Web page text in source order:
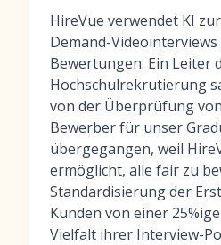
HireVue verwendet KI
Demand-
Bewertungen. Ein Leiter
Hochschulrekrutierung
von der Überprüfung
Bewerber für unser
übergegangen, weil
ermöglicht, alle fair zu
Standardisierung der
Kunden von einer
Vielfalt ihrer Interview-